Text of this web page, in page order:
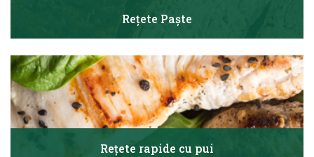
Rețete Paște
Rețete rapide cu pui